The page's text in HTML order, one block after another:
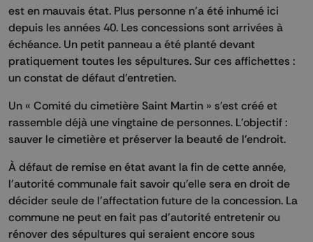
est en mauvais état. Plus personne n'a été inhumé ici
depuis les années 40. Les concessions sont arrivées à
échéance. Un petit panneau a été planté devant
pratiquement toutes les sépultures. Sur ces affichettes :
un constat de défaut d'entretien.
Un « Comité du cimetière Saint Martin » s'est créé et
rassemble déjà une vingtaine de personnes. L'objectif :
sauver le cimetière et préserver la beauté de l'endroit.
À défaut de remise en état avant la fin de cette année,
l'autorité communale fait savoir qu'elle sera en droit de
décider seule de l'affectation future de la concession. La
commune ne peut en fait pas d'autorité entretenir ou
rénover des sépultures qui seraient encore sous